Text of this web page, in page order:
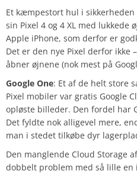
Et kæmpestort hul i
sin Pixel 4 og 4 XL med lukkede
Apple iPhone, som derfor er
Det er den nye Pixel derfor ikke
åbner øjnene (nok mest på
Google One: Et af de helt store
Pixel mobiler var gratis Google
opløste billeder. Den fordel har
Det fyldte nok alligevel mere,
man i stedet tilkøbe dyr
Den manglende Cloud Storage
dobbelt problem med så lille en